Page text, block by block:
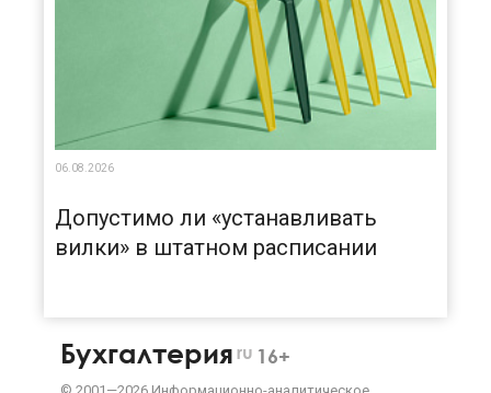
06.08.2026
Допустимо ли «устанавливать
вилки» в штатном расписании
Бухгалтерия ru 16+